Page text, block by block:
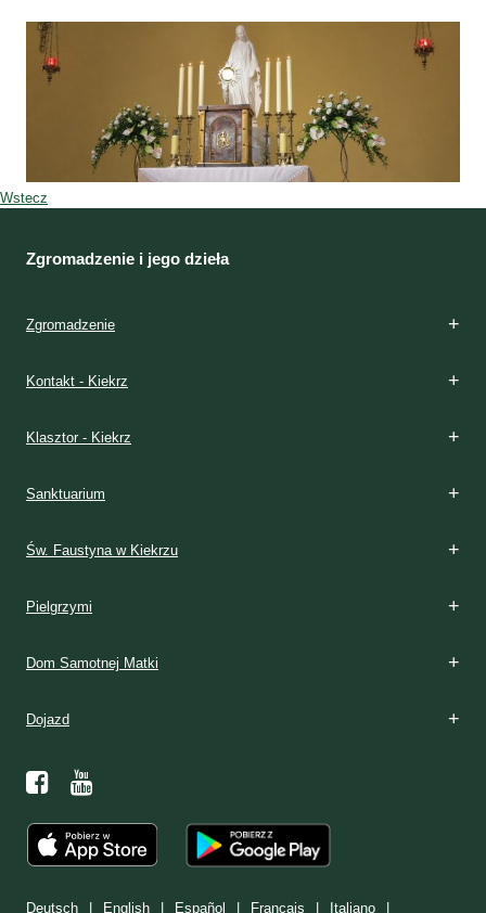
Wstecz
Zgromadzenie i jego dzieła
Zgromadzenie
Kontakt - Kiekrz
Klasztor - Kiekrz
Sanktuarium
Św. Faustyna w Kiekrzu
Pielgrzymi
Dom Samotnej Matki
Dojazd
Deutsch English Español Français Italiano